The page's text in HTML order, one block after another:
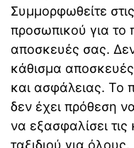
Συμμορφωθείτε
προσωπικού για το
αποσκευές σας.
κάθισμα
και ασφάλειας. Το
δεν έχει πρόθεση
να εξασφαλίσει
ταξιδιού για όλους.